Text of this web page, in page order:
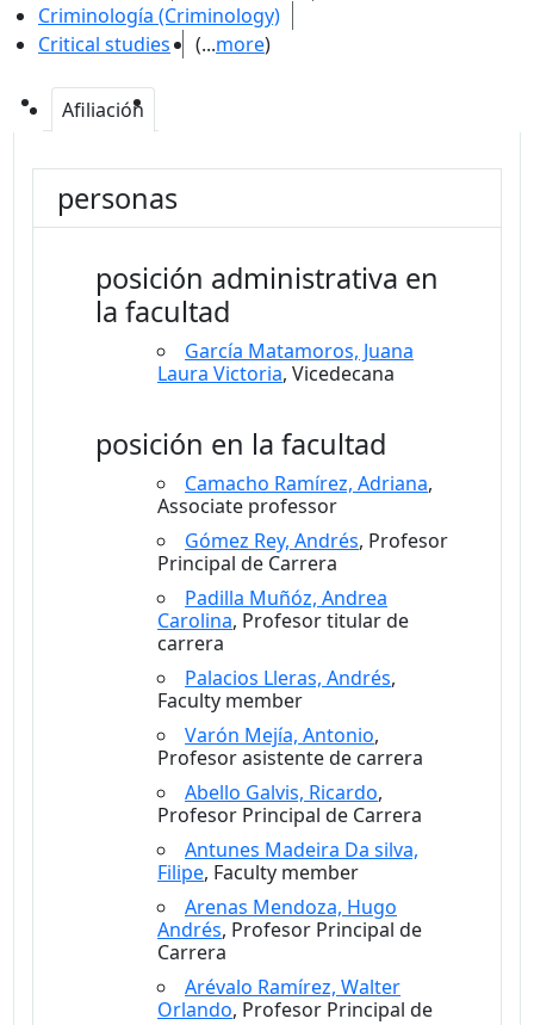
Criminología (Criminology)
Critical studies
(...more)
Afiliación
personas
posición administrativa en
la facultad
García Matamoros, Juana
Laura Victoria, Vicedecana
posición en la facultad
Camacho Ramírez, Adriana,
Associate professor
Gómez Rey, Andrés, Profesor
Principal de Carrera
Padilla Muñóz, Andrea
Carolina, Profesor titular de
carrera
Palacios Lleras, Andrés,
Faculty member
Varón Mejía, Antonio,
Profesor asistente de carrera
Abello Galvis, Ricardo,
Profesor Principal de Carrera
Antunes Madeira Da silva,
Filipe, Faculty member
Arenas Mendoza, Hugo
Andrés, Profesor Principal de
Carrera
Arévalo Ramírez, Walter
Orlando, Profesor Principal de